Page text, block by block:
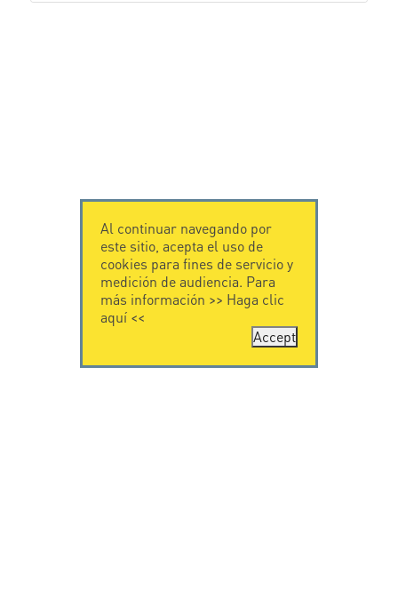
Al continuar navegando por
este sitio, acepta el uso de
cookies para fines de servicio y
medición de audiencia. Para
más información >> Haga clic
aquí<<
Accept